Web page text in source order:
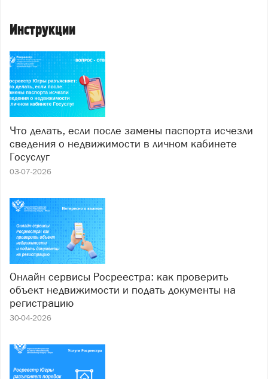
Инструкции
Что делать, если после замены паспорта исчезли
сведения о недвижимости в личном кабинете
Госуслуг
03-07-2026
Онлайн сервисы Росреестра: как проверить
объект недвижимости и подать документы на
регистрацию
30-04-2026